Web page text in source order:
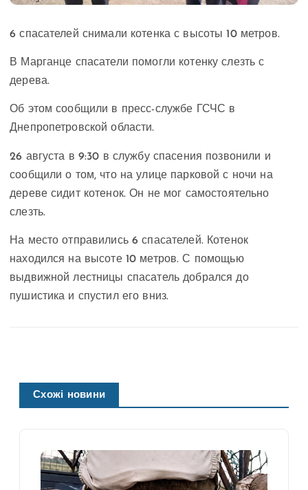
6 спасателей снимали котенка с высоты 10 метров.
В Марганце спасатели помогли котенку слезть с
дерева.
Об этом сообщили в пресс-службе ГСЧС в
Днепропетровской области.
26 августа в 9:30 в службу спасения позвонили и
сообщили о том, что на улице парковой с ночи на
дереве сидит котенок. Он не мог самостоятельно
слезть.
На место отправились 6 спасателей. Котенок
находился на высоте 10 метров. С помощью
выдвижной лестницы спасатель добрался до
пушистика и спустил его вниз.
Схожі новини